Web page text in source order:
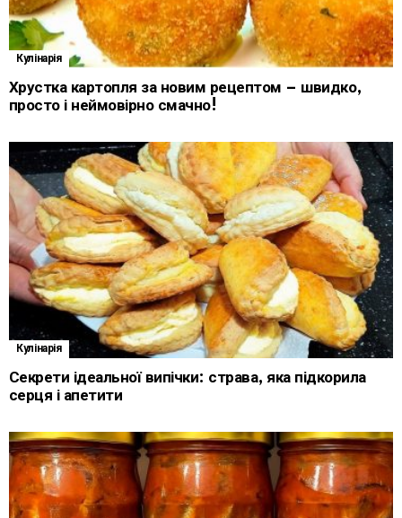
Кулінарія
Хрустка картопля за новим рецептом – швидко,
просто і неймовірно смачно!
Кулінарія
Секрети ідеальної випічки: страва, яка підкорила
серця і апетити